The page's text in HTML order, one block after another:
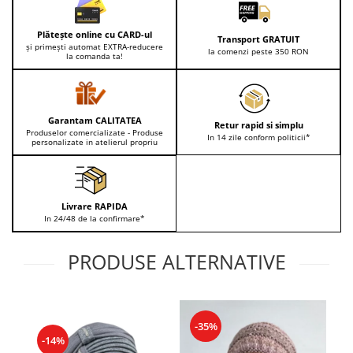
Lenjerii de pat pentru copii
Cadouri Cuplu
Fashion
Pijamale de CRACIUN
Pijamale de dama
Pijamale de barbati
Halate si capoate
Pijamale
WINTER Collection
Halate si pijamale Family
Incaltaminte
Seturi elegante femei
Cadouri ocazii speciale
Tricouri de craciun
Plătește online cu CARD-ul
și primești automat EXTRA-reducere
la comanda ta!
Transport GRATUIT
la comenzi peste 350 RON
Garantam CALITATEA
Produselor comercializate - Produse
personalizate in atelierul propriu
Retur rapid si simplu
In 14 zile conform politicii*
Livrare RAPIDA
In 24/48 de la confirmare*
PRODUSE ALTERNATIVE
-14%
-35%